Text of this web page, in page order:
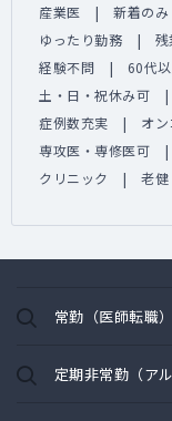
産業医
新着のみ
ゆったり勤務
残
経験不問
60代
土・日・祝休み可
症例数充実
オ
専攻医・専修医可
クリニック
老健
常勤（医師転職
定期非常勤（ア